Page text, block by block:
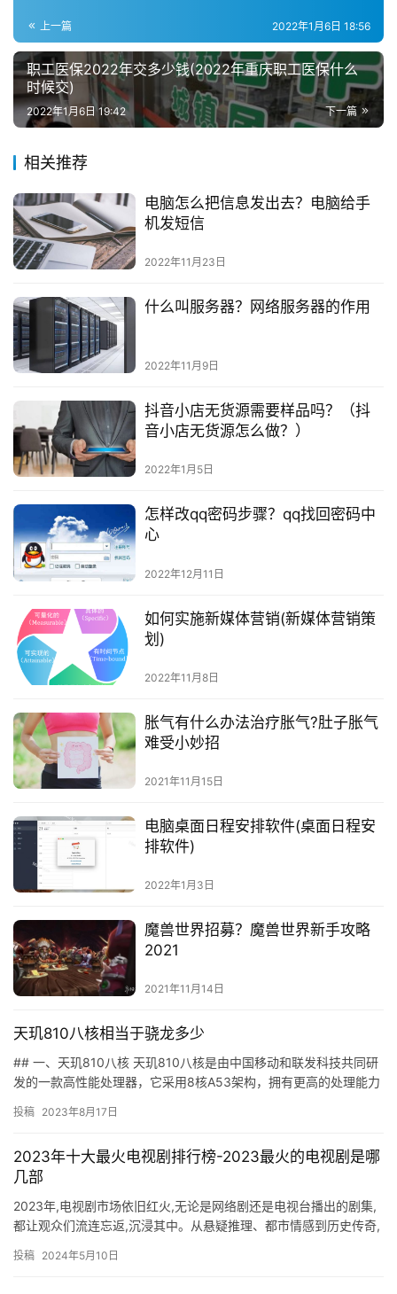
上一篇 2022年1月6日 18:56
职工医保2022年交多少钱(2022年重庆职工医保什么
时候交)
下一篇
2022年1月6日 19:42
相关推荐
电脑怎么把信息发出去？电脑给手
机发短信
2022年11月23日
什么叫服务器？网络服务器的作用
2022年11月9日
抖音小店无货源需要样品吗？（抖
音小店无货源怎么做？）
2022年1月5日
怎样改qq密码步骤？qq找回密码中
心
2022年12月11日
如何实施新媒体营销(新媒体营销策
划)
2022年11月8日
胀气有什么办法治疗胀气?肚子胀气
难受小妙招
2021年11月15日
电脑桌面日程安排软件(桌面日程安
排软件)
2022年1月3日
魔兽世界招募？魔兽世界新手攻略
2021
2021年11月14日
天玑810八核相当于骁龙多少
## 一、天玑810八核 天玑810八核是由中国移动和联发科技共同研
发的一款高性能处理器，它采用8核A53架构，拥有更高的处理能力
投稿 2023年8月17日
2023年十大最火电视剧排行榜-2023最火的电视剧是哪
几部
2023年,电视剧市场依旧红火,无论是网络剧还是电视台播出的剧集,
都让观众们流连忘返,沉浸其中。从悬疑推理、都市情感到历史传奇,
投稿 2024年5月10日